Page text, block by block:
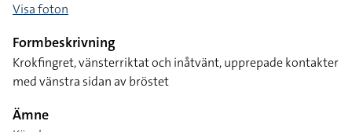
Visa foton
Formbeskrivning
Krokfingret, vänsterriktat och inåtvänt, upprepade kontakter
med vänstra sidan av bröstet
Ämne